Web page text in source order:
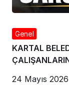
Genel
KARTAL
24 Mayıs